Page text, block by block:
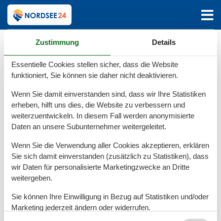
Katalog Deutschland Lütjenbornholt
Katalog - Deutschland -
Lütjenbornholt
Ferienwohnung - 3 Personen - Dorfstraße -
25557 - Lütjenbornholt
3 Personen
Ferienwohnung - 3 Personen - Dorfstraße -
Objekt Nr.:540-295984-208058
Zustimmung Details
Essentielle Cookies stellen sicher, dass die Website
funktioniert, Sie können sie daher nicht deaktivieren.
Wenn Sie damit einverstanden sind, dass wir Ihre Statistiken
erheben, hilft uns dies, die Website zu verbessern und
weiterzuentwickeln. In diesem Fall werden anonymisierte
Daten an unsere Subunternehmer weitergeleitet.
Wenn Sie die Verwendung aller Cookies akzeptieren, erklären
Sie sich damit einverstanden (zusätzlich zu Statistiken), dass
wir Daten für personalisierte Marketingzwecke an Dritte
weitergeben.
Sie können Ihre Einwilligung in Bezug auf Statistiken und/oder
Marketing jederzeit ändern oder widerrufen.